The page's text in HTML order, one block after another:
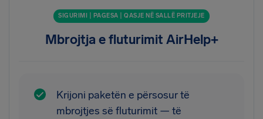
SIGURIMI | PAGESA | QASJE NË SALLË PRITJEJE
Mbrojtja e fluturimit AirHelp+
Krijoni paketën e përsosur të
mbrojtjes së fluturimit — të